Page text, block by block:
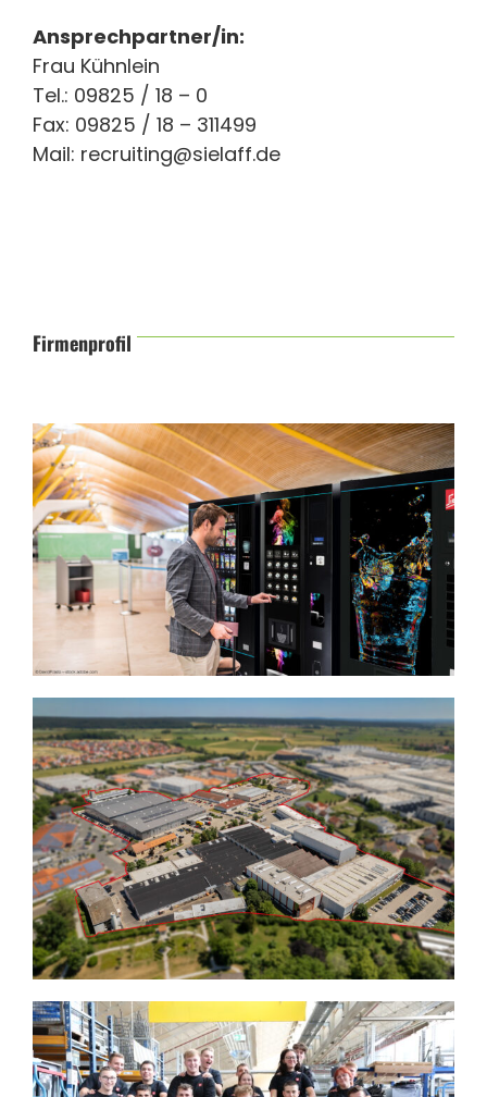
Ansprechpartner/in:
Frau Kühnlein
Tel.: 09825 / 18 – 0
Fax: 09825 / 18 – 311499
Mail: recruiting@sielaff.de
Firmenprofil